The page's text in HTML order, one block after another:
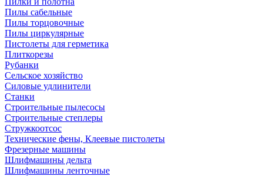
Пилы сабельные
Пилы торцовочные
Пилы циркулярные
Пистолеты для герметика
Плиткорезы
Рубанки
Сельское хозяйство
Силовые удлинители
Станки
Строительные пылесосы
Строительные степлеры
Стружкоотсос
Технические фены, Клеевые пистолеты
Фрезерные машины
Шлифмашины дельта
Шлифмашины ленточные